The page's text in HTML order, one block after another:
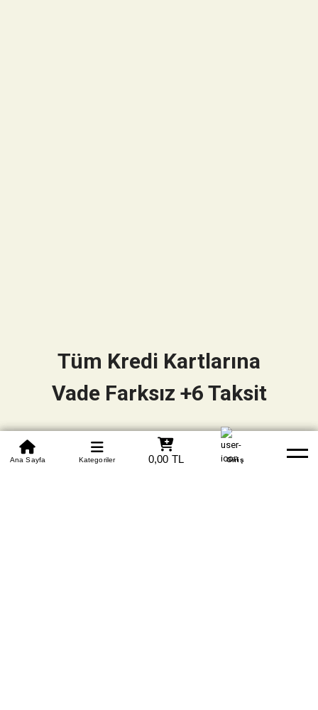
0850 305 09 70
Beden Tablosu Banka Hesapları Whatsapp Yardım
Ana Sayfa Kategoriler 0,00 TL Giriş
Tüm Kredi Kartlarına
Vade Farksız +6 Taksit